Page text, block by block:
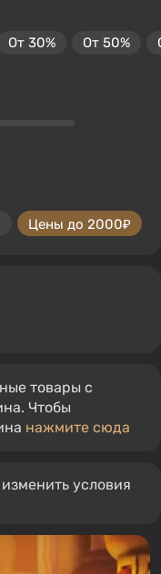
От 30% От 50%
Цены до 2000₽
товары с
Чтобы
нажмите сюда
условия